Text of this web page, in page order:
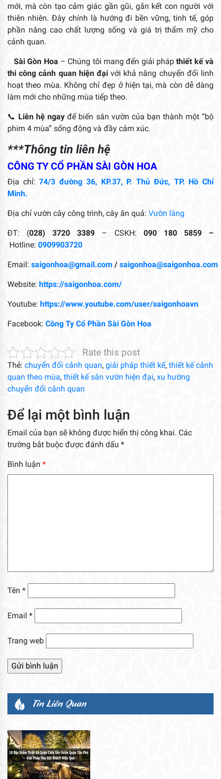
mới, mà còn tạo cảm giác gần gũi, gắn kết con người với
thiên nhiên. Đây chính là hướng đi bền vững, tinh tế, góp
phần nâng cao chất lượng sống và giá trị thẩm mỹ cho
cảnh quan.
Sài Gòn Hoa – Chúng tôi mang đến giải phápthiết kế và
thi công cảnh quan hiện đạivới khả năng chuyển đổi linh
hoạt theo mùa. Không chỉ đẹp ở hiện tại, mà còn dễ dàng
làm mới cho những mùa tiếp theo.
📞 Liên hệ ngay để biến sân vườn của bạn thành một “bộ
phim 4 mùa” sống động và đầy cảm xúc.
***Thông tin liên hệ
CÔNG TY CỔ PHẦN SÀI GÒN HOA
Địa chỉ:74/3 đường 36, KP.37, P. Thủ Đức, TP. Hồ Chí
Minh.
Địa chỉ vườn cây công trình, cây ăn quả: Vườn làng
ĐT: (028) 3720 3389 – CSKH: 090 180 5859 –
Hotline: 0909903720
Email: saigonhoa@gmail.com / saigonhoa@saigonhoa.com
Website: https://saigonhoa.com/
Youtube: https://www.youtube.com/user/saigonhoavn
Facebook: Công Ty Cổ Phần Sài Gòn Hoa
Rate this post
Thẻ: chuyển đổi cảnh quan, giải pháp thiết kế, thiết kế cảnh
quan theo mùa, thiết kế sân vườn hiện đại, xu hướng
chuyển đổi cảnh quan
Để lại một bình luận
Email của bạn sẽ không được hiển thị công khai. Các
trường bắt buộc được đánh dấu *
Bình luận *
Tên *
Email *
Trang web
Tin Liên Quan